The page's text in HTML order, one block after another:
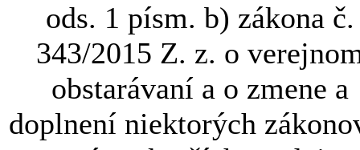
ods. 1 písm. b) zákona č.
343/2015 Z. z. o
obstarávaní a o zmene a
doplnení niektorých